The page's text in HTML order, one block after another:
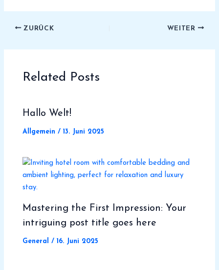
ZURÜCK WEITER
Related Posts
Hallo Welt!
Allgemein / 13. Juni 2025
Mastering the First Impression: Your
intriguing post title goes here
General / 16. Juni 2025